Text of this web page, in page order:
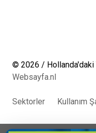
© 2026 / Hollanda'daki
Websayfa.nl
Sektorler Kullanım